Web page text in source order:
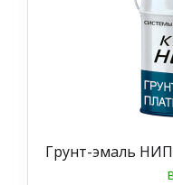
Грунт-эмаль